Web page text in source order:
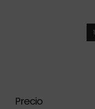
1
Precio